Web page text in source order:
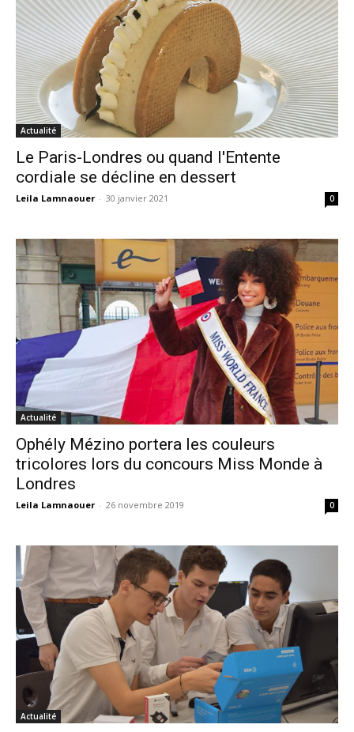
Actualité
Le Paris-Londres ou quand l'Entente
cordiale se décline en dessert
Leila Lamnaouer - 30 janvier 2021 0
Actualité
Ophély Mézino portera les couleurs
tricolores lors du concours Miss Monde à
Londres
Leila Lamnaouer - 26 novembre 2019 0
Actualité